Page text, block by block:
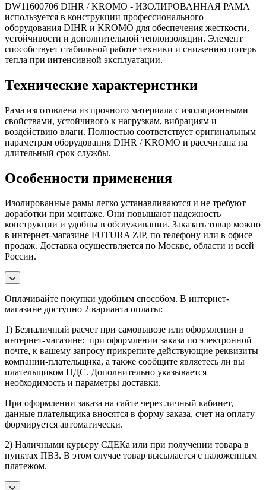
DW11600706 DIHR / KROMO - ИЗОЛИРОВАННАЯ РАМА
используется в конструкции профессионального
оборудования DIHR и KROMO для обеспечения жесткости,
устойчивости и дополнительной теплоизоляции. Элемент
способствует стабильной работе техники и снижению потерь
тепла при интенсивной эксплуатации.
Технические характеристики
Рама изготовлена из прочного материала с изоляционными
свойствами, устойчивого к нагрузкам, вибрациям и
воздействию влаги. Полностью соответствует оригинальным
параметрам оборудования DIHR / KROMO и рассчитана на
длительный срок службы.
Особенности применения
Изолированные рамы легко устанавливаются и не требуют
доработки при монтаже. Они повышают надежность
конструкции и удобны в обслуживании. Заказать товар можно
в интернет-магазине FUTURA ZIP, по телефону или в офисе
продаж. Доставка осуществляется по Москве, области и всей
России.
Оплачивайте покупки удобным способом. В интернет-
магазине доступно 2 варианта оплаты:
1) Безналичный расчет при самовывозе или оформлении в
интернет-магазине: при оформлении заказа по электронной
почте, к вашему запросу прикрепите действующие реквизиты
компании-плательщика, а также сообщите являетесь ли вы
плательщиком НДС. Дополнительно указывается
необходимость и параметры доставки.
При оформлении заказа на сайте через личный кабинет,
данные плательщика вносятся в форму заказа, счет на оплату
формируется автоматически.
2) Наличными курьеру СДЕКа или при получении товара в
пунктах ПВЗ. В этом случае товар высылается с наложенным
платежом.